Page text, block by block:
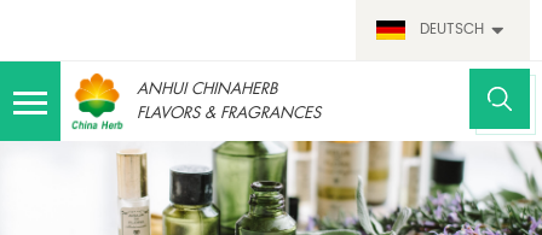
DEUTSCH
ANHUI CHINAHERB
FLAVORS & FRAGRANCES